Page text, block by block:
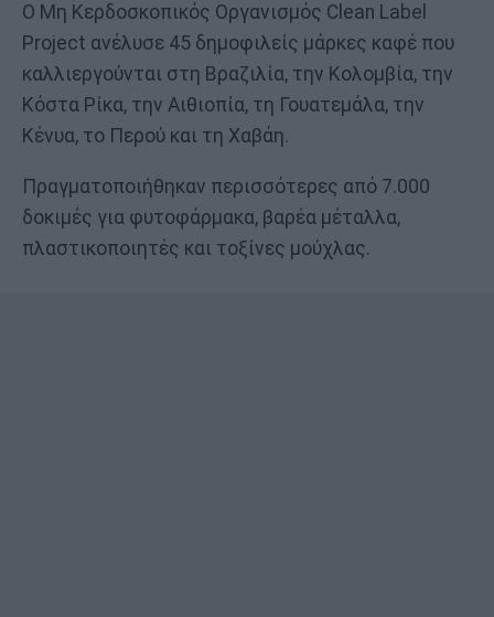
Ο Μη Κερδοσκοπικός Οργανισμός Clean Label
Project ανέλυσε 45 δημοφιλείς μάρκες καφέ που
καλλιεργούνται στη Βραζιλία, την Κολομβία, την
Κόστα Ρίκα, την Αιθιοπία, τη Γουατεμάλα, την
Κένυα, το Περού και τη Χαβάη.
Πραγματοποιήθηκαν περισσότερες από 7.000
δοκιμές για φυτοφάρμακα, βαρέα μέταλλα,
πλαστικοποιητές και τοξίνες μούχλας.